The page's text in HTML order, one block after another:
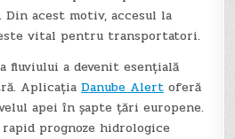
acest motiv, accesul la
vital pentru transportatori.
fluviului a devenit esențială
AplicațiaDanube Alert oferă
apei în șapte țări europene.
prognoze hidrologice